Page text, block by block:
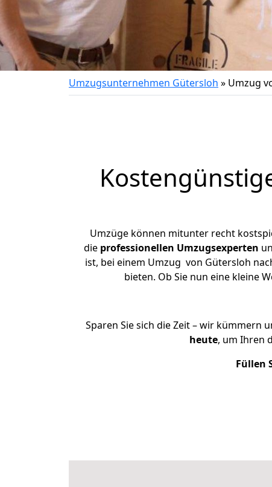
Umzugsunternehmen Gütersloh » Umzug
Umzüge können mitunter recht
die professionellen Umzugsexperten
ist, bei einem Umzug von Gütersloh
bieten. Ob Sie nun eine kleine
Sparen Sie sich die Zeit – wir kümmern
heute, um Ihren
Füllen